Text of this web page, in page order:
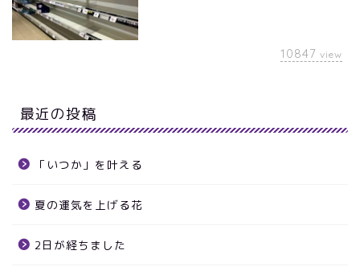
10847 view
最近の投稿
「いつか」を叶える
夏の運気を上げる花
2日が経ちました